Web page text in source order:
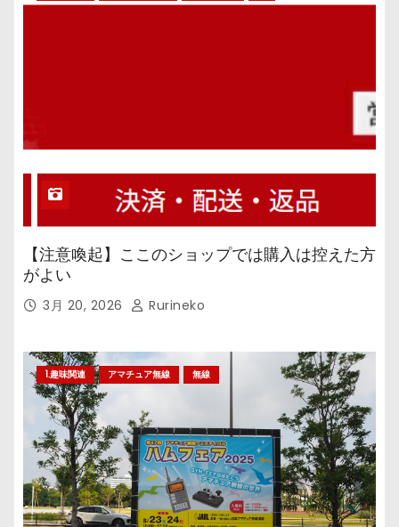
【注意喚起】ここのショップでは購入は控えた方
がよい
3月 20, 2026 Rurineko
1.趣味関連 アマチュア無線 無線